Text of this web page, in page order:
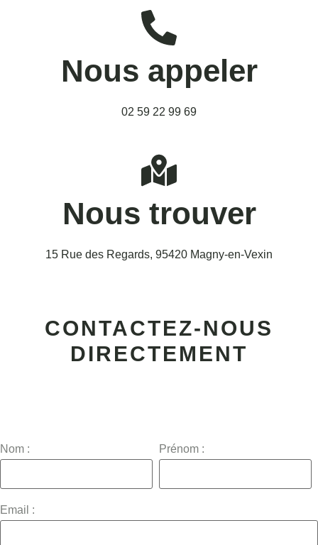
Nous appeler
02 59 22 99 69
Nous trouver
15 Rue des Regards, 95420 Magny-en-Vexin
CONTACTEZ-NOUS
DIRECTEMENT
Nom : Prénom :
Email :